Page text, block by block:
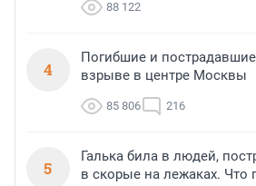
88 122
4
Погибшие и
взрыве в центре Москвы
85 806 216
5
Галька била в людей,
в скорые на лежаках. Что